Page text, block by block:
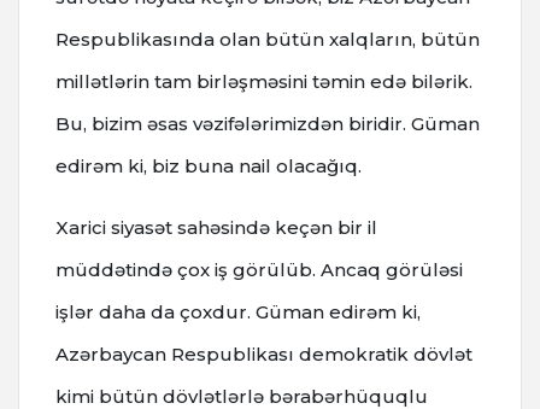
Respublikasında olan bütün xalqların, bütün
millətlərin tam birləşməsini təmin edə bilərik.
Bu, bizim əsas vəzifələrimizdən biridir. Güman
edirəm ki, biz buna nail olacağıq.
Xarici siyasət sahəsində keçən bir il
müddətində çox iş görülüb. Ancaq görüləsi
işlər daha da çoxdur. Güman edirəm ki,
Azərbaycan Respublikası demokratik dövlət
kimi bütün dövlətlərlə bərabərhüquqlu